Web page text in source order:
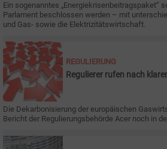
Ein sogenanntes „Energiekrisenbeitragspaket“
Parlament beschlossen werden – mit
und Gas- sowie die Elektrizitätswirtschaft.
REGULIERUNG
Regulierer rufen nach
Die Dekarbonisierung der europäischen
Bericht der Regulierungsbehörde Acer noch in